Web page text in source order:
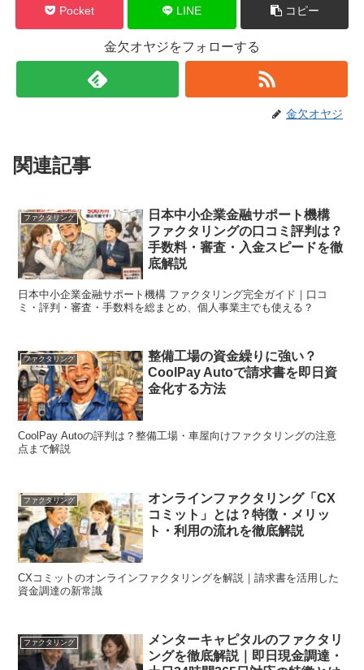
Pocket LINE コピー
金欠オヤジをフォローする
金欠オヤジ
関連記事
ファクタリング
日本中小企業金融サポート機構
ファクタリングの口コミ評判は？
手数料・審査・入金スピードを徹
底解説
日本中小企業金融サポート機構 ファクタリング完全ガイド｜口コ
ミ・評判・審査・手数料を総まとめ、個人事業主でも使える？
ファクタリング
整備工場の資金繰りに強い？
CoolPay Autoで請求書を即日資
金化する方法
CoolPay Autoの評判は？整備工場・車屋向けファクタリングの注意
点まで解説
ファクタリング
オンラインファクタリング「CX
コミット」とは？特徴・メリッ
ト・利用の流れを徹底解説
CXコミットのオンラインファクタリングを解説｜請求書を活用した
資金調達の新常識
ファクタリング
メンターキャピタルのファクタリ
ングを徹底解説｜即日現金調達・